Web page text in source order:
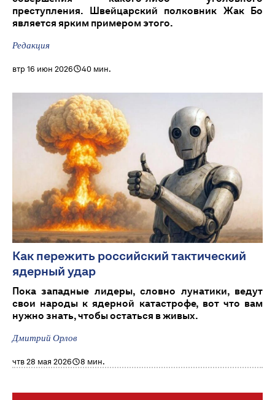
преступления. Швейцарский полковник Жак Бо
является ярким примером этого.
Редакция
втр 16 июн 2026 40 мин.
Как пережить российский тактический
ядерный удар
Пока западные лидеры, словно лунатики, ведут
свои народы к ядерной катастрофе, вот что вам
нужно знать, чтобы остаться в живых.
Дмитрий Орлов
чтв 28 мая 2026 8 мин.